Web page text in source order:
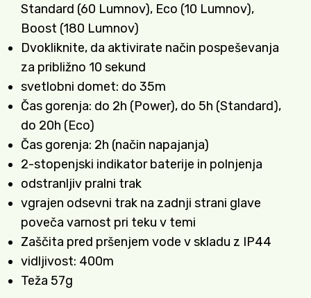
Standard (60 Lumnov), Eco (10 Lumnov),
Boost (180 Lumnov)
Dvokliknite, da aktivirate način pospeševanja
za približno 10 sekund
svetlobni domet: do 35m
Čas gorenja: do 2h (Power), do 5h (Standard),
do 20h (Eco)
Čas gorenja: 2h (način napajanja)
2-stopenjski indikator baterije in polnjenja
odstranljiv pralni trak
vgrajen odsevni trak na zadnji strani glave
poveča varnost pri teku v temi
Zaščita pred pršenjem vode v skladu z IP44
vidljivost: 400m
Teža 57g